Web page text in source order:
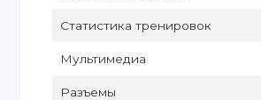
Статистика тренировок
Мультимедиа
Разъемы